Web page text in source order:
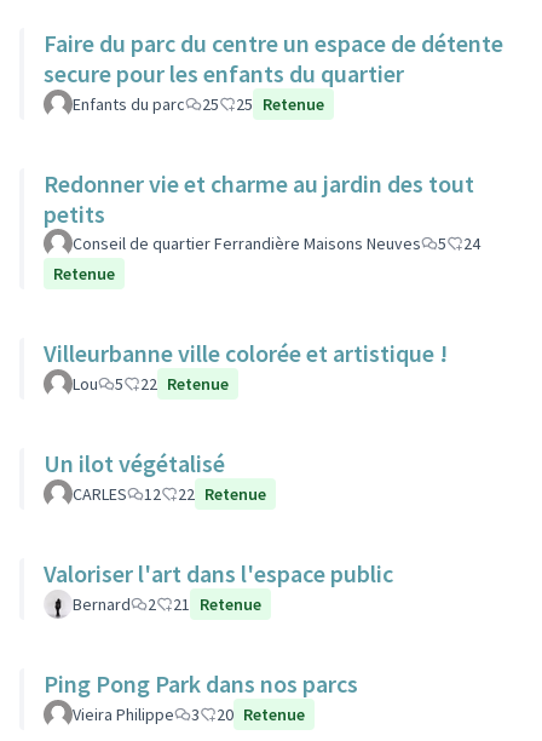
Faire du parc du centre un espace de détente
secure pour les enfants du quartier
Enfants du parc 25 25 Retenue
Redonner vie et charme au jardin des tout
petits
Conseil de quartier Ferrandière Maisons Neuves 5
24
Retenue
Villeurbanne ville colorée et artistique !
Lou 5 22 Retenue
Un ilot végétalisé
CARLES 12 22 Retenue
Valoriser l'art dans l'espace public
Bernard 2 21 Retenue
Ping Pong Park dans nos parcs
Vieira Philippe 3 20 Retenue